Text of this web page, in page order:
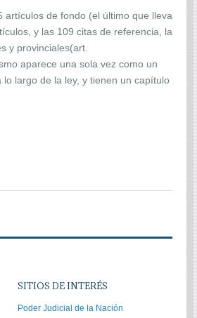
de fondo (el último que lleva
y las 109 citas de referencia, la
y provinciales(art.
aparece una sola vez como un
largo de la ley, y tienen un capítulo
SITIOS DE INTERÉS
Poder Judicial de la Nación